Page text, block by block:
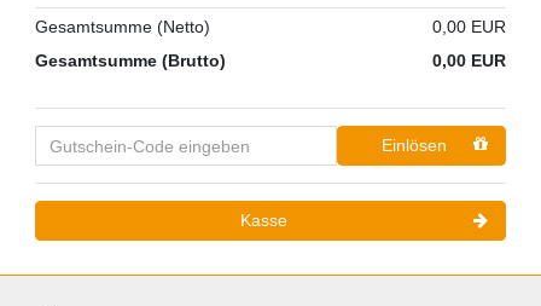
Gesamtsumme (Netto)
0,00 EUR
Gesamtsumme (Brutto)
0,00 EUR
Einlösen
Kasse